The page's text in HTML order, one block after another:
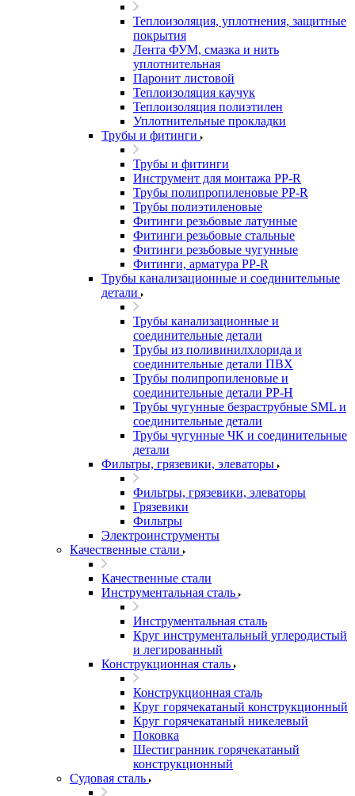
Теплоизоляция, уплотнения, защитные
покрытия
Лента ФУМ, смазка и нить
уплотнительная
Паронит листовой
Теплоизоляция каучук
Теплоизоляция полиэтилен
Уплотнительные прокладки
Трубы и фитинги
Трубы и фитинги
Инструмент для монтажа PP-R
Трубы полипропиленовые PP-R
Трубы полиэтиленовые
Фитинги резьбовые латунные
Фитинги резьбовые стальные
Фитинги резьбовые чугунные
Фитинги, арматура PP-R
Трубы канализационные и соединительные
детали
Трубы канализационные и
соединительные детали
Трубы из поливинилхлорида и
соединительные детали ПВХ
Трубы полипропиленовые и
соединительные детали PP-H
Трубы чугунные безраструбные SML и
соединительные детали
Трубы чугунные ЧК и соединительные
детали
Фильтры, грязевики, элеваторы
Фильтры, грязевики, элеваторы
Грязевики
Фильтры
Электроинструменты
Качественные стали
Качественные стали
Инструментальная сталь
Инструментальная сталь
Круг инструментальный углеродистый
и легированный
Конструкционная сталь
Конструкционная сталь
Круг горячекатаный конструкционный
Круг горячекатаный никелевый
Поковка
Шестигранник горячекатаный
конструкционный
Судовая сталь